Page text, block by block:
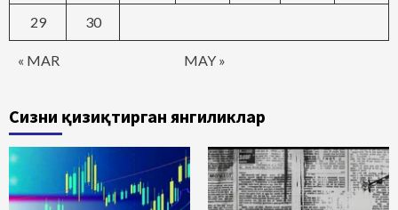
« MAR MAY »
29 30
Сизни қизиқтирган янгиликлар